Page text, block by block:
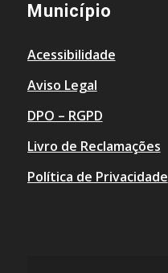
Município
Acessibilidade
Aviso Legal
DPO – RGPD
Livro de Reclamações
Política de Privacidade